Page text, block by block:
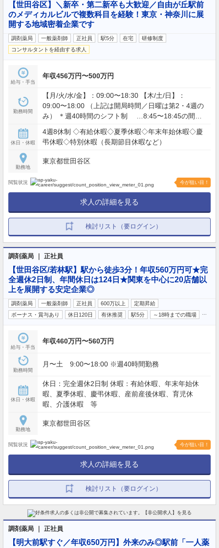
【世田谷区】＼新卒・第二新卒も大歓迎／自由が丘駅前
のメディカルビルで複数科目を経験！東京・神奈川に展
開する地域密着企業です
調剤薬局 一般薬剤師 正社員 駅5分 在宅
研修制度
コンサルタントを経由する求人
給与・手当
年収456万円〜500万円
勤務時間
【月/火/水/金】：09:00〜18:30 【木/土/日】：
09:00〜18:00 （上記は開局時間／日曜は第2・4週の
み） ＊週40時間のシフト制 …8:45〜18:45の間で
休日・休暇
4週8休制 ◇有給休暇◇夏季休暇◇年末年始休暇◇慶
弔休暇◇特別休暇（長期節目休暇など）
勤務地
東京都世田谷区
閲覧状況 今が狙い目！
求人の詳細を見る
検討リスト（要ログイン）
調剤薬局 ｜ 正社員
【世田谷区/若林駅】駅から徒歩3分！年収560万円可★完
全週休2日制、年間休日は124日★関東を中心に20店舗以
上を展開する安定企業◎
調剤薬局 一般薬剤師 正社員 600万以上
定期昇給
ボーナス・賞与あり
休日120日 有休推奨 駅5分 ～18時までの職場
給与・手当
年収460万円〜560万円
勤務時間
月〜土 9:00〜18:00 ※週40時間勤務
休日・休暇
休日：完全週休2日制 休暇：有給休暇、年末年始休
暇、夏季休暇、慶弔休暇、産前産後休暇、育児休
暇、介護休暇 等
勤務地
東京都世田谷区
閲覧状況 今が狙い目！
求人の詳細を見る
検討リスト（要ログイン）
調剤薬局 ｜ 正社員
【明大前駅すぐ／年収650万円】外来のみ◎駅前「一人薬